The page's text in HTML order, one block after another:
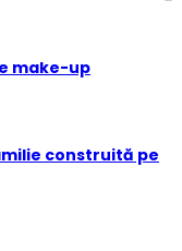
make-up
construită pe